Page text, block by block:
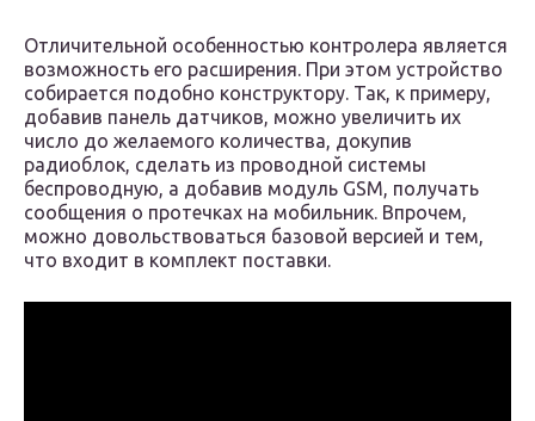
Отличительной особенностью контролера является
возможность его расширения. При этом устройство
собирается подобно конструктору. Так, к примеру,
добавив панель датчиков, можно увеличить их
число до желаемого количества, докупив
радиоблок, сделать из проводной системы
беспроводную, а добавив модуль GSM, получать
сообщения о протечках на мобильник. Впрочем,
можно довольствоваться базовой версией и тем,
что входит в комплект поставки.